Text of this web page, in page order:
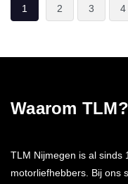
1 2 3 4
Waarom TLM?
TLM Nijmegen is al sinds
motorliefhebbers. Bij ons